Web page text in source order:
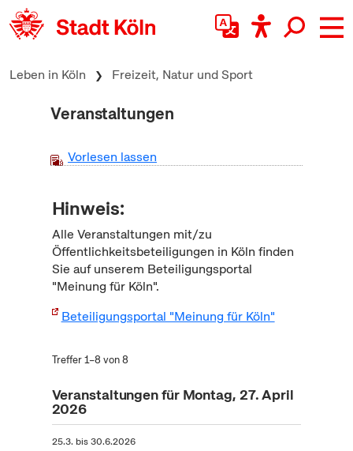
zum Inhalt springen
Leben in Köln Freizeit, Natur und Sport
Veranstaltungen
Vorlesen lassen
Hinweis:
Alle Veranstaltungen mit/zu
Öffentlichkeitsbeteiligungen in Köln finden
Sie auf unserem Beteiligungsportal
"Meinung für Köln".
Beteiligungsportal "Meinung für Köln"
Treffer 1–8 von 8
Veranstaltungen für Montag, 27. April
2026
25.3. bis30.6.2026